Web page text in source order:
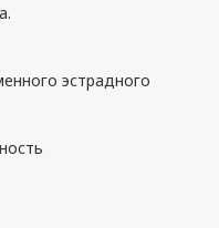
эстрадного